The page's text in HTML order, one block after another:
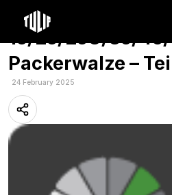
Mehrsprachig:
15/25/25C/35/
Packerwalze –
24 February 2025